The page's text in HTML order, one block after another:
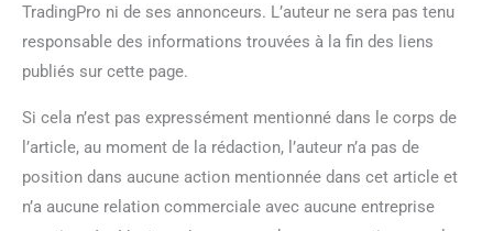
TradingPro ni de ses annonceurs. L’auteur ne sera pas tenu
responsable des informations trouvées à la fin des liens
publiés sur cette page.
Si cela n’est pas expressément mentionné dans le corps de
l’article, au moment de la rédaction, l’auteur n’a pas de
position dans aucune action mentionnée dans cet article et
n’a aucune relation commerciale avec aucune entreprise